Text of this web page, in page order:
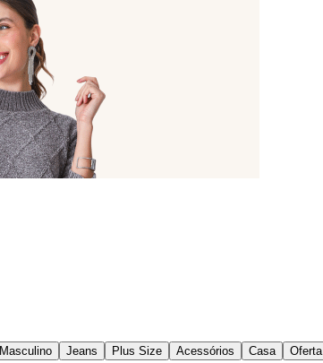
Masculino Jeans Plus Size Acessórios Casa Oferta